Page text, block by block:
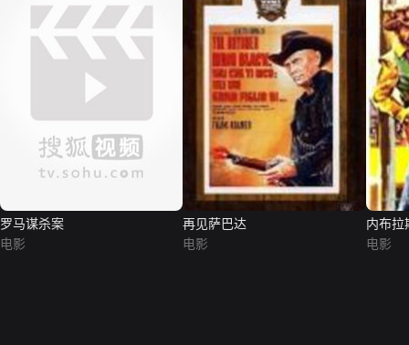
罗马谋杀案
电影
再见萨巴达
电影
内布拉
电影